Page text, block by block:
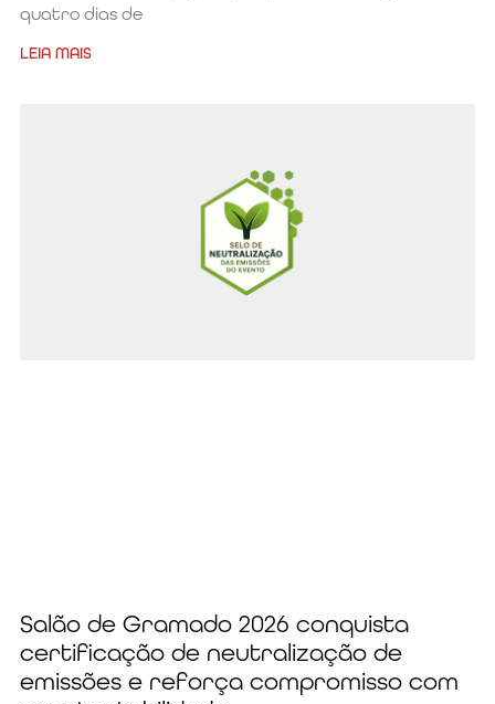
quatro dias de
LEIA MAIS
Salão de Gramado 2026 conquista
certificação de neutralização de
emissões e reforça compromisso com